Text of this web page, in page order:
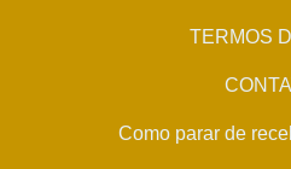
TERMOS
Como parar de